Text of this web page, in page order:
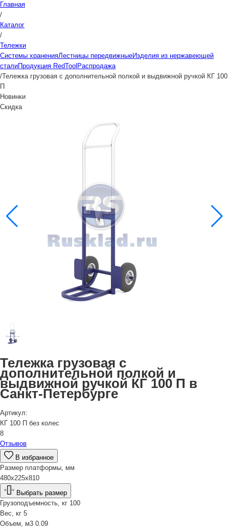
Главная
/
Каталог
/
Тележки
Системы храненияЛестницы передвижныеИзделия из нержавеющей
сталиПродукция RedTool Распродажа
/Тележка грузовая с дополнительной полкой и выдвижной ручкой КГ 100
П
Новинки
Скидка
Тележка грузовая с
дополнительной полкой и
выдвижной ручкой КГ 100 П в
Санкт-Петербурге
Артикул:
КГ 100 П без колес
8
Отзывов
В избранное
Размер платформы, мм
480x225x810
Выбрать размер
Грузоподъемность, кг 100
Вес, кг 5
Объем, м3 0.09